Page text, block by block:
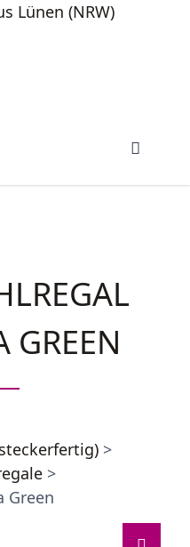
GREEN
>
>
Green